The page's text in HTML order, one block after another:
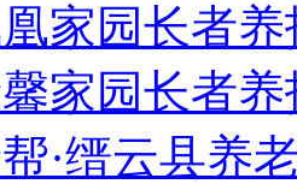
家园长者
家园长者
·缙云县养